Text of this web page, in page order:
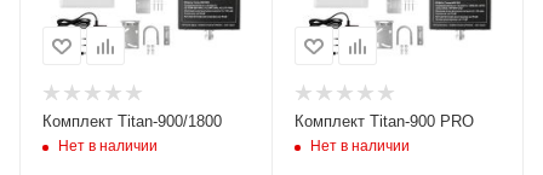
Комплект Titan-900/1800
Нет в наличии
Комплект Titan-900 PRO
Нет в наличии